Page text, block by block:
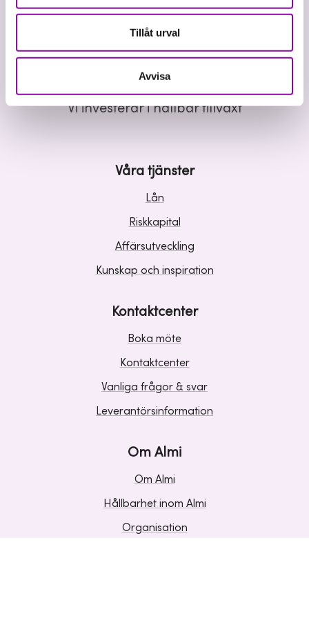
Tillåt urval
Avvisa
Vi investerar i hållbar tillväxt
Våra tjänster
Lån
Riskkapital
Affärsutveckling
Kunskap och inspiration
Kontaktcenter
Boka möte
Kontaktcenter
Vanliga frågor & svar
Leverantörsinformation
Om Almi
Om Almi
Hållbarhet inom Almi
Organisation